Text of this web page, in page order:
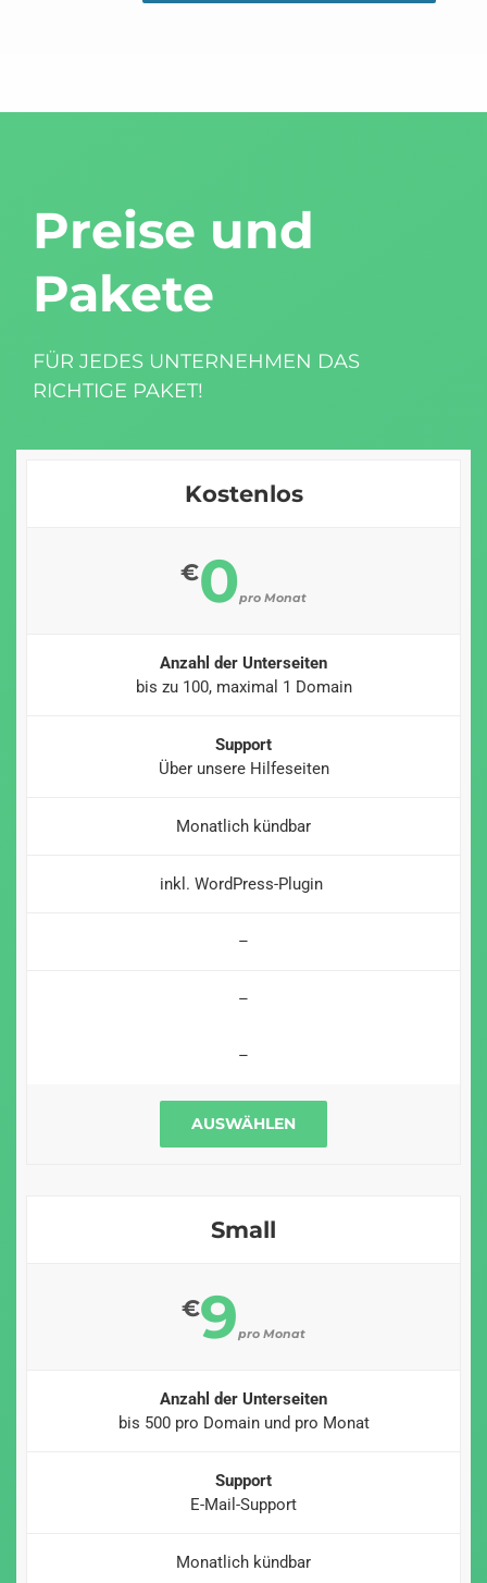
Preise und
Pakete
FÜR JEDES UNTERNEHMEN DAS
RICHTIGE PAKET!
Kostenlos
€0pro Monat
Anzahl der Unterseiten
bis zu 100, maximal 1 Domain
Support
Über unsere Hilfeseiten
Monatlich kündbar
inkl. WordPress-Plugin
–
–
–
AUSWÄHLEN
Small
€9pro Monat
Anzahl der Unterseiten
bis 500 pro Domain und pro Monat
Support
E-Mail-Support
Monatlich kündbar